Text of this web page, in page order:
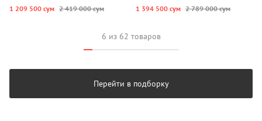
1 209 500 сум 2 419 000 сум 1 394 500 сум 2 789 000 сум
6 из 62 товаров
Перейти в подборку